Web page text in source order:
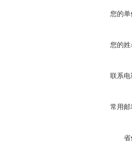
您的单
您的姓
联系电
常用邮
省